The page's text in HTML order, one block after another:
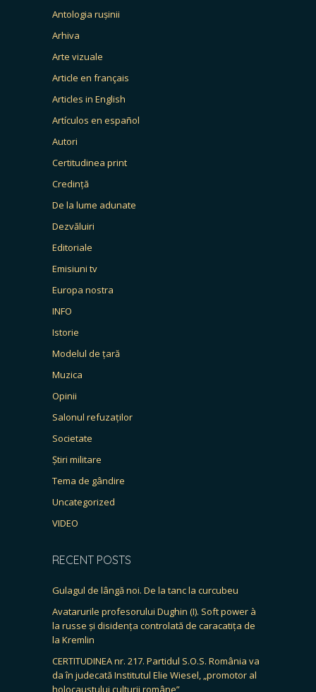
Antologia rușinii
Arhiva
Arte vizuale
Article en français
Articles in English
Artículos en español
Autori
Certitudinea print
Credință
De la lume adunate
Dezvăluiri
Editoriale
Emisiuni tv
Europa nostra
INFO
Istorie
Modelul de țară
Muzica
Opinii
Salonul refuzaților
Societate
Știri militare
Tema de gândire
Uncategorized
VIDEO
RECENT POSTS
Gulagul de lângă noi. De la tanc la curcubeu
Avatarurile profesorului Dughin (I). Soft power à
la russe și disidența controlată de caracatița de
la Kremlin
CERTITUDINEA nr. 217. Partidul S.O.S. România va
da în judecată Institutul Elie Wiesel, „promotor al
holocaustului culturii române”